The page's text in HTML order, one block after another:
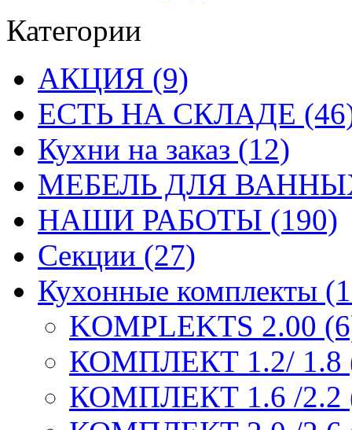
Категории
АКЦИЯ (9)
ЕСТЬ НА СКЛАДЕ
Кухни на заказ (12)
МЕБЕЛЬ ДЛЯ
НАШИ РАБОТЫ (190)
Секции (27)
Кухонные комплекты
KOMPLEKTS 2.00
КОМПЛЕКТ 1.2/ 1.8
КОМПЛЕКТ 1.6 /2.2